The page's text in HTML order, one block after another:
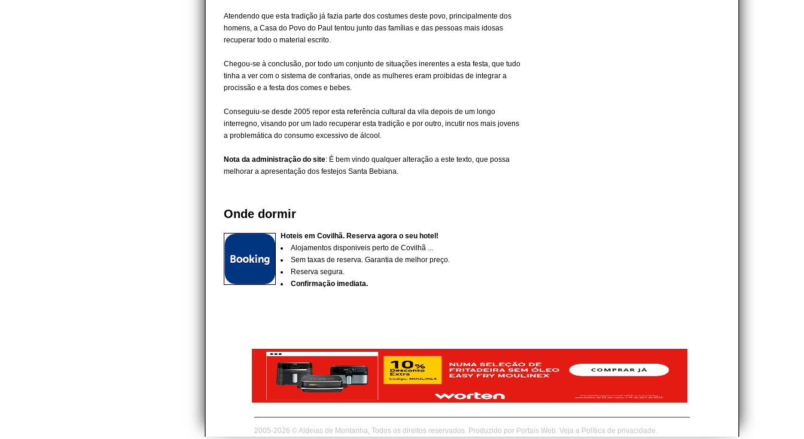
Atendendo que esta tradição já fazia parte dos costumes deste povo, principalmente dos
homens, a Casa do Povo do Paul tentou junto das famílias e das pessoas mais idosas
recuperar todo o material escrito.
Chegou-se à conclusão, por todo um conjunto de situações inerentes a esta festa, que tudo
tinha a ver com o sistema de confrarias, onde as mulheres eram proibidas de integrar a
procissão e a festa dos comes e bebes.
Conseguiu-se desde 2005 repor esta referência cultural da vila depois de um longo
interregno, visando por um lado recuperar esta tradição e por outro, incutir nos mais jovens
a problemática do consumo excessivo de álcool.
Nota da administração do site: É bem vindo qualquer alteração a este texto, que possa
melhorar a apresentação dos festejos Santa Bebiana.
Onde dormir
Hoteis em Covilhã. Reserva agora o seu hotel!
Alojamentos disponiveis perto de Covilhã ...
Sem taxas de reserva. Garantia de melhor preço.
Reserva segura.
Confirmação imediata.
2005-2026 © Aldeias de Montanha, Todos os direitos reservados. Produzido por Portais Web. Veja a Política de privacidade.